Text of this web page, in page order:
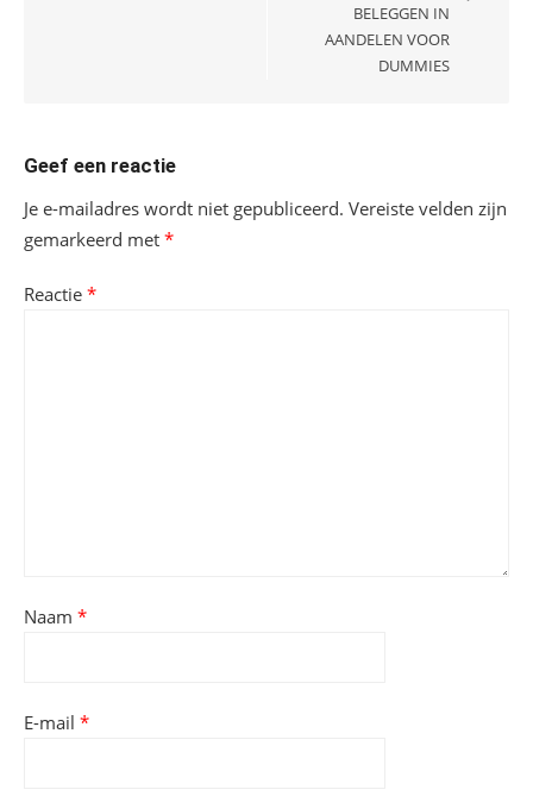
BELEGGEN IN
AANDELEN VOOR
DUMMIES
Geef een reactie
Je e-mailadres wordt niet gepubliceerd. Vereiste velden zijn
gemarkeerd met *
Reactie *
Naam *
E-mail *